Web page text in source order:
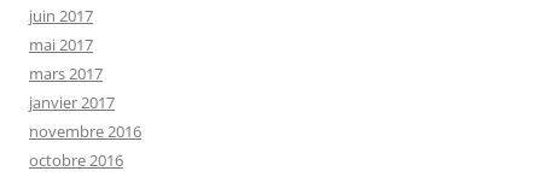
juin 2017
mai 2017
mars 2017
janvier 2017
novembre 2016
octobre 2016